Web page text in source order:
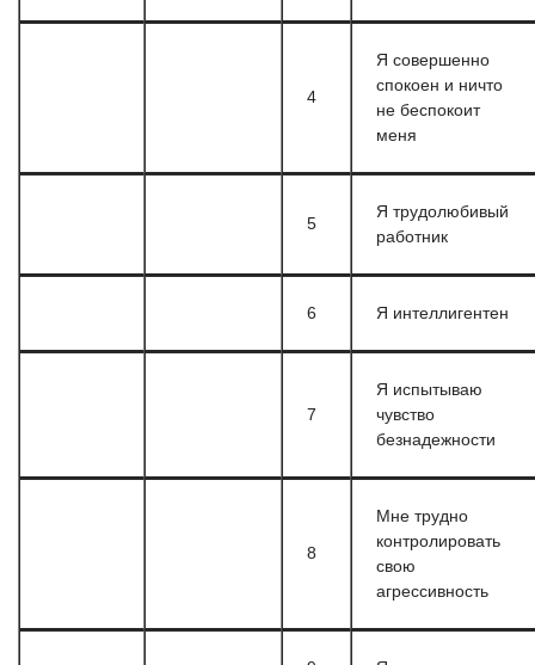
4
Я совершенно
спокоен и ничто
не беспокоит
меня
5
Я трудолюбивый
работник
6 Я интеллигентен
7
Я испытываю
чувство
безнадежности
8
Мне трудно
контролировать
свою
агрессивность